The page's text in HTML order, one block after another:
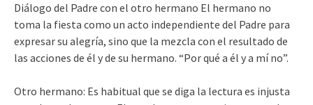
Diálogo del Padre con el otro hermano El hermano no
toma la fiesta como un acto independiente del Padre para
expresar su alegría, sino que la mezcla con el resultado de
las acciones de él y de su hermano. “Por qué a él y a mí no”.
Otro hermano: Es habitual que se diga la lectura es injusta